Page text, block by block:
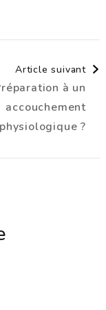
Article suivant
à un
accouchement
physiologique ?